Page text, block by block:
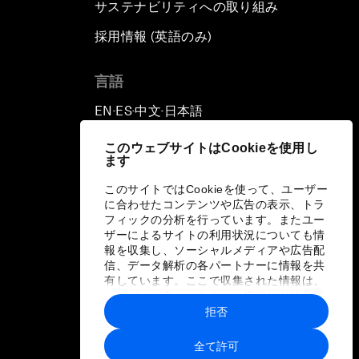
このウェブサイトはCookieを使用し
ます
このサイトではCookieを使って、ユーザー
に合わせたコンテンツや広告の表示、トラ
フィックの分析を行っています。またユー
ザーによるサイトの利用状況についても情
報を収集し、ソーシャルメディアや広告配
信、データ解析の各パートナーに情報を共
有しています。ここで収集された情報は、
ユーザーが各パートナーに提供した他の情
報や各パートナーのサービスを使用した際
に収集された情報と組み合わされ、各パー
トナーによって使用されることがありま
全て許可
拒否
サステナビリティへの取り組み
採用情報 (英語のみ)
言語
EN ▪ ES▪中文▪ 日本語